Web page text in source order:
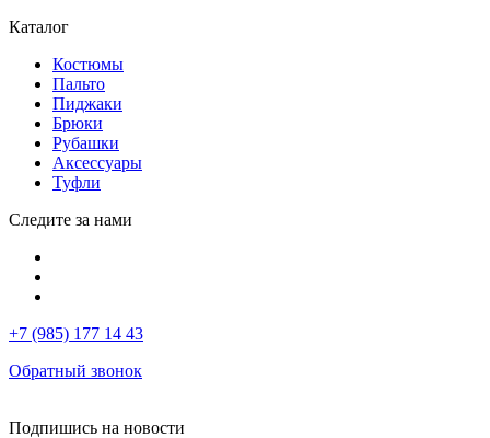
Каталог
Костюмы
Пальто
Пиджаки
Брюки
Рубашки
Аксессуары
Туфли
Следите за нами
+7 (985) 177 14 43
Обратный звонок
Подпишись на новости